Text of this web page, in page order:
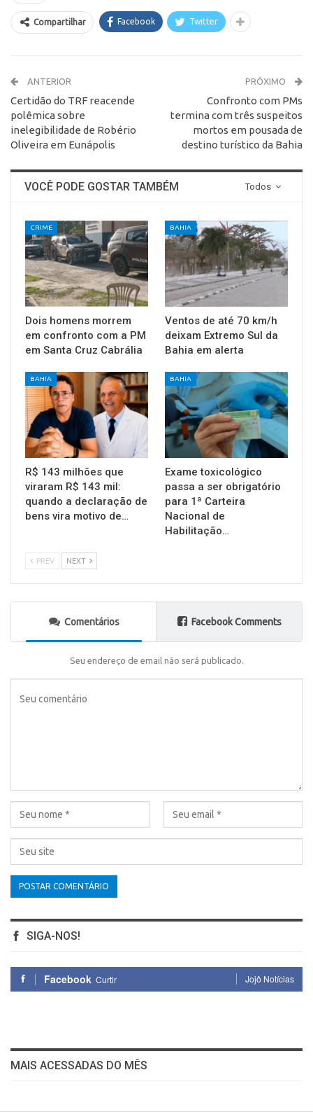
Compartilhar Facebook Twitter
ANTERIOR
Certidão do TRF reacende
polêmica sobre
inelegibilidade de Robério
Oliveira em Eunápolis
PRÓXIMO
Confronto com PMs
termina com três suspeitos
mortos em pousada de
destino turístico da Bahia
Todos
VOCÊ PODE GOSTAR TAMBÉM
CRIME
Dois homens morrem
em confronto com a PM
em Santa Cruz Cabrália
BAHIA
Ventos de até 70 km/h
deixam Extremo Sul da
Bahia em alerta
BAHIA
R$ 143 milhões que
viraram R$ 143 mil:
quando a declaração de
bens vira motivo de…
BAHIA
Exame toxicológico
passa a ser obrigatório
para 1ª Carteira
Nacional de
Habilitação…
PREV NEXT
Comentários Facebook Comments
Seu endereço de email não será publicado.
SIGA-NOS!
Facebook Curtir Jojô Notícias
MAIS ACESSADAS DO MÊS